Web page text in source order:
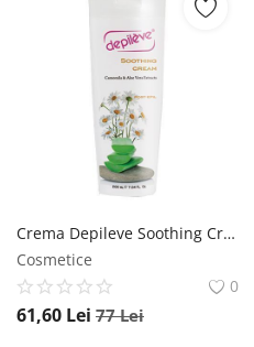
Crema Depileve Soothing Cream calmare post epilare 200ml Depileve
Cosmetice
0
61,60 Lei 77Lei